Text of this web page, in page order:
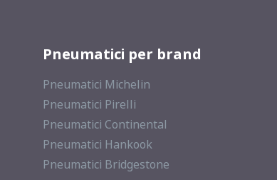
Pneumatici per brand
Pneumatici Michelin
Pneumatici Pirelli
Pneumatici Continental
Pneumatici Hankook
Pneumatici Bridgestone